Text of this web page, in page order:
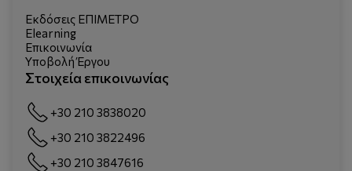
Εκδόσεις ΕΠΙΜΕΤΡΟ
Elearning
Επικοινωνία
Υποβολή Έργου
Στοιχεία επικοινωνίας
+30 210 3838020
+30 210 3822496
+30 210 3847616